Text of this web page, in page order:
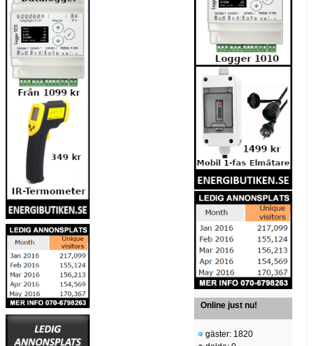
Online just nu!
gäster: 1820